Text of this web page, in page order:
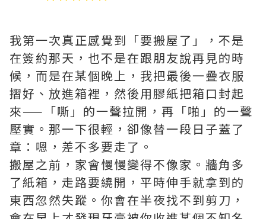
我第一次真正感覺到「要搬屋了」，不是
在簽約那天，也不是在跟朋友說再見的時
候，而是在某個晚上，我把最後一疊衣服
摺好、放進箱裡，然後用膠紙把箱口封起
來——「嘶」的一聲拉開，再「啪」的一聲
壓實。那一下很輕，卻像替一段日子蓋了
章：嗯，差不多要走了。
搬屋之前，家會慢慢變得不像家。牆角多
了紙箱，走路要繞開，平時伸手就拿到的
東西忽然失蹤。你會在半夜找不到剪刀，